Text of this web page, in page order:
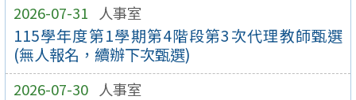
2026-07-31 人事室
115學年度第1學期第4階段第3次代理教師甄選
(無人報名，續辦下次甄選)
2026-07-30 人事室